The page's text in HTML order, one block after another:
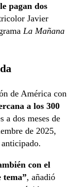
pagan dos
Javier
La Mañana
de América con
a los 300
a dos meses de
de 2025,
con el
tema”, añadió